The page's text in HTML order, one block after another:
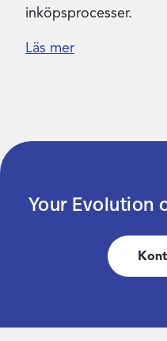
inköpsprocesser.
Läs mer
Your Evolution